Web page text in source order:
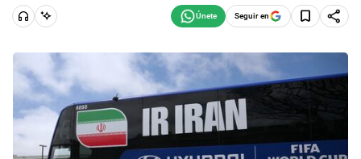
Seguir en